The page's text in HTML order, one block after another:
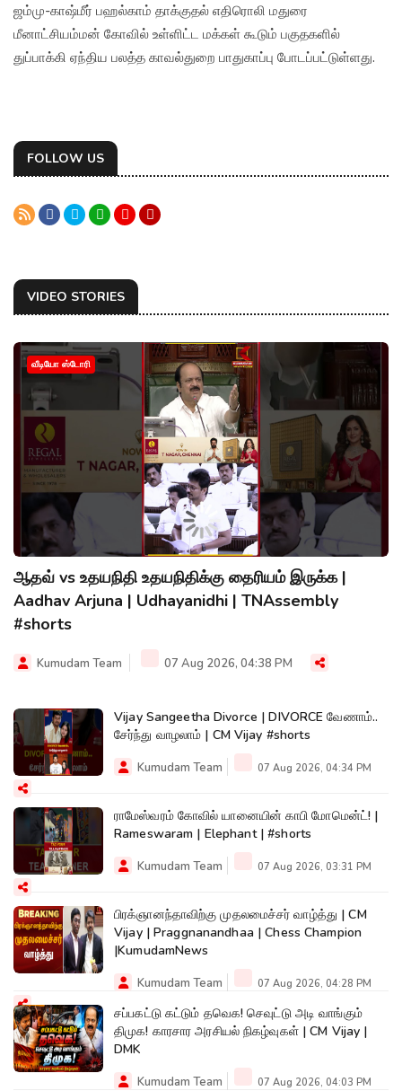
ஜம்மு-காஷ்மீர் பஹல்காம் தாக்குதல் எதிரொலி மதுரை
மீனாட்சியம்மன் கோவில் உள்ளிட்ட மக்கள் கூடும் பகுதகளில்
துப்பாக்கி ஏந்திய பலத்த காவல்துறை பாதுகாப்பு போடப்பட்டுள்ளது.
FOLLOW US
VIDEO STORIES
வீடியோ ஸ்டோரி
ஆதவ் vs உதயநிதி உதயநிதிக்கு தைரியம் இருக்க |
Aadhav Arjuna | Udhayanidhi | TNAssembly
#shorts
Kumudam Team 07 Aug 2026, 04:38 PM
Vijay Sangeetha Divorce | DIVORCE வேணாம்..
சேர்ந்து வாழலாம் | CM Vijay #shorts
Kumudam Team 07 Aug 2026, 04:34 PM
ராமேஸ்வரம் கோவில் யானையின் காபி மோமென்ட்! |
Rameswaram | Elephant | #shorts
Kumudam Team 07 Aug 2026, 03:31 PM
பிரக்ஞானந்தாவிற்கு முதலமைச்சர் வாழ்த்து | CM
Vijay | Praggnanandhaa | Chess Champion
|KumudamNews
Kumudam Team 07 Aug 2026, 04:28 PM
சப்பகட்டு கட்டும் தவெக! செவுட்டு அடி வாங்கும்
திமுக! காரசார அரசியல் நிகழ்வுகள் | CM Vijay |
DMK
Kumudam Team 07 Aug 2026, 04:03 PM